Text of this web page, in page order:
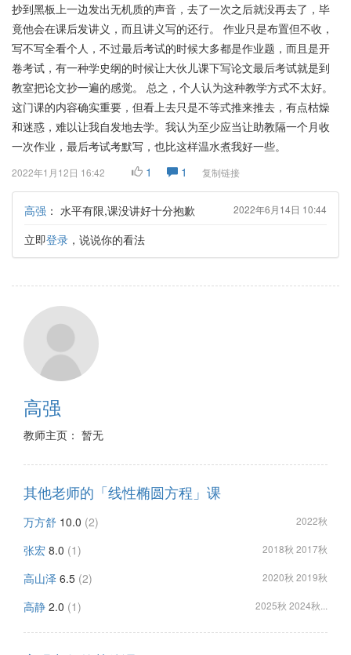
抄到黑板上一边发出无机质的声音，去了一次之后就没再去了，毕
竟他会在课后发讲义，而且讲义写的还行。 作业只是布置但不收，
写不写全看个人，不过最后考试的时候大多都是作业题，而且是开
卷考试，有一种学史纲的时候让大伙儿课下写论文最后考试就是到
教室把论文抄一遍的感觉。 总之，个人认为这种教学方式不太好。
这门课的内容确实重要，但看上去只是不等式推来推去，有点枯燥
和迷惑，难以让我自发地去学。我认为至少应当让助教隔一个月收
一次作业，最后考试考默写，也比这样温水煮我好一些。
2022年1月12日 16:42 1 1 复制链接
高强 ： 水平有限,课没讲好十分抱歉 2022年6月14日 10:44
立即登录 ，说说你的看法
高强
教师主页： 暂无
其他老师的「线性椭圆方程」课
万方舒 10.0 (2) 2022秋
张宏 8.0 (1) 2018秋 2017秋
高山泽 6.5 (2) 2020秋 2019秋
高静 2.0 (1) 2025秋 2024秋...